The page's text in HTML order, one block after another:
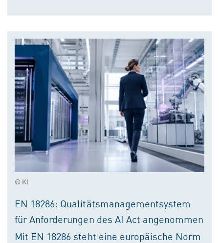
© KI
EN 18286: Qualitätsmanagementsystem
für Anforderungen des AI Act angenommen
Mit EN 18286 steht eine europäische Norm